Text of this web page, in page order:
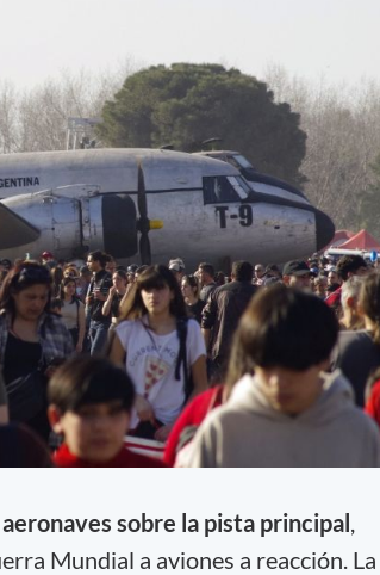
aeronaves sobre la pista principal
Mundial a aviones a reacción. La